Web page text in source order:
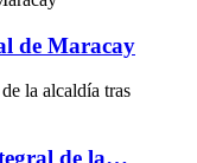
de Maracay
de la…